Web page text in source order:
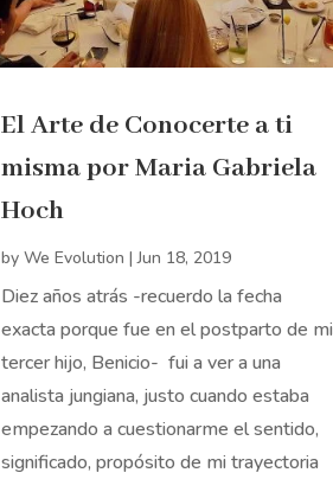
El Arte de Conocerte a ti
misma por Maria Gabriela
Hoch
by We Evolution |Jun 18, 2019
Diez años atrás -recuerdo la fecha
exacta porque fue en el postparto de mi
tercer hijo, Benicio- fui a ver a una
analista jungiana, justo cuando estaba
empezando a cuestionarme el sentido,
significado, propósito de mi trayectoria